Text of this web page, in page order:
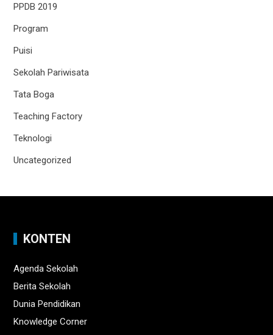
PPDB 2019
Program
Puisi
Sekolah Pariwisata
Tata Boga
Teaching Factory
Teknologi
Uncategorized
KONTEN
Agenda Sekolah
Berita Sekolah
Dunia Pendidikan
Knowledge Corner